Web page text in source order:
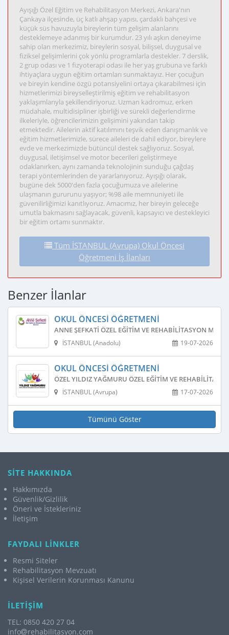
Ayışığı Özel Eğitim ve Rehabilitasyon Merkezi, Ankara'nın
Çankaya ilçesinde, üç katlı ahşap yapısı, çardaklı bahçesi ve
küçük süs havuzuyla bireylerin tüm gelişim alanlarını
desteklemeye adanmış bir kurumdur. 23 yılı aşkın deneyime
sahip olan merkezimiz, bireylerin sosyal, bilişsel, duygusal ve
fiziksel gelişimlerini çok yönlü programlarla destekler. 7 derslik,
2 grup odası ve 1 fizyoterapi odası ile her yaş grubuna ve farklı
ihtiyaçlara uygun eğitim ortamları sunmaktayız. Her çocuğun
ve bireyin kendine özgü potansiyelini ortaya çıkarabilmesi için
hizmetlerimizi bireyselleştirilmiş eğitim ve rehabilitasyon
yaklaşımlarıyla şekillendiriyoruz. Uzman kadromuz, erken
müdahale, multidisipliner işbirliği ve sürekli değerlendirme
ilkeleriyle, öğrencilerimizin gelişimini yakından takip
etmektedir. Ailelerin aktif katılımını teşvik eden danışmanlık ve
eğitim hizmetlerimizle, sürece aileleri de dahil ediyor, bireylere
evde ve merkezimizde bütüncül destek sağlıyoruz. Sosyal,
duygusal, iletişimsel ve motor becerileri geliştirmeye
odaklanırken, aynı zamanda teknolojinin sunduğu çağdaş
terapi yöntemlerinden de yararlanıyoruz. Ayışığı olarak,
bugüne dek 5000'den fazla çocuğumuza ve ailelerine
ulaşmanın gururunu yaşıyor; %98 aile memnuniyeti ile
güvenilirliğimizi kanıtlıyoruz. Amacımız, her bireyin geleceğe
umutla bakmasını sağlayacak, güvenli, kapsayıcı ve destekleyici
bir eğitim ortamı sunmaktır.
Tüm İSTANBUL (Avrupa) Okul Öncesi
Öğretmeni İş İlanları
Benzer İlanlar
OKUL ÖNCESI ÖĞRETMENI
ANNE ŞEFKATI ÖZEL EĞITIM VE REHABILITASYON
19-07-2026
İSTANBUL (Anadolu)
OKUL ÖNCESI ÖĞRETMENI
ÖZEL YILDIZ YAĞMURU ÖZEL EĞITIM VE
17-07-2026
İSTANBUL (Avrupa)
Tümünü Göster
SİTE HAKKINDA
Hakkımızda
Güvenlik/Gizlilik
Öneri ve İstekleriniz
İletişim
FAYDALI LİNKLER
Resmi Siteler
Rehabilitasyon Mevzuatı
Kişisel Verilerin Korunması Kanunu
İLETİŞİM
TEL: 0850 420 27 04
info
rehabilitasyon.com